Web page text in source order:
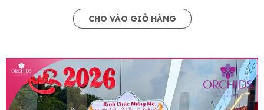
CHO VÀO GIỎ HÀNG